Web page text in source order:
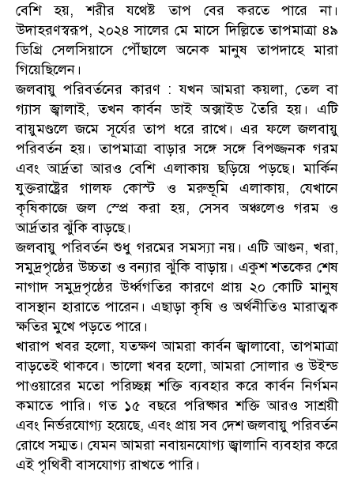
বেশি হয়, শরীর যথেষ্ট তাপ বের করতে পারে না।
উদাহরণস্বরূপ, ২০২৪ সালের মে মাসে দিল্লিতে তাপমাত্রা ৪৯
ডিগ্রি সেলসিয়াসে পৌঁছালে অনেক মানুষ তাপদাহে মারা
গিয়েছিলেন।
জলবায়ু পরিবর্তনের কারণ : যখন আমরা কয়লা, তেল বা
গ্যাস জ্বালাই, তখন কার্বন ডাই অক্সাইড তৈরি হয়। এটি
বায়ুমণ্ডলে জমে সূর্যের তাপ ধরে রাখে। এর ফলে জলবায়ু
পরিবর্তন হয়। তাপমাত্রা বাড়ার সঙ্গে সঙ্গে বিপজ্জনক গরম
এবং আর্দ্রতা আরও বেশি এলাকায় ছড়িয়ে পড়ছে। মার্কিন
যুক্তরাষ্ট্রের গালফ কোস্ট ও মরুভূমি এলাকায়, যেখানে
কৃষিকাজে জল স্প্রে করা হয়, সেসব অঞ্চলেও গরম ও
আর্দ্রতার ঝুঁকি বাড়ছে।
জলবায়ু পরিবর্তন শুধু গরমের সমস্যা নয়। এটি আগুন, খরা,
সমুদ্রপৃষ্ঠের উচ্চতা ও বন্যার ঝুঁকি বাড়ায়। একুশ শতকের শেষ
নাগাদ সমুদ্রপৃষ্ঠের উর্ধ্বগতির কারণে প্রায় ২০ কোটি মানুষ
বাসস্থান হারাতে পারেন। এছাড়া কৃষি ও অর্থনীতিও মারাত্মক
ক্ষতির মুখে পড়তে পারে।
খারাপ খবর হলো, যতক্ষণ আমরা কার্বন জ্বালাবো, তাপমাত্রা
বাড়তেই থাকবে। ভালো খবর হলো, আমরা সোলার ও উইন্ড
পাওয়ারের মতো পরিচ্ছন্ন শক্তি ব্যবহার করে কার্বন নির্গমন
কমাতে পারি। গত ১৫ বছরে পরিষ্কার শক্তি আরও সাশ্রয়ী
এবং নির্ভরযোগ্য হয়েছে, এবং প্রায় সব দেশ জলবায়ু পরিবর্তন
রোধে সম্মত। যেমন আমরা নবায়নযোগ্য জ্বালানি ব্যবহার করে
এই পৃথিবী বাসযোগ্য রাখতে পারি।